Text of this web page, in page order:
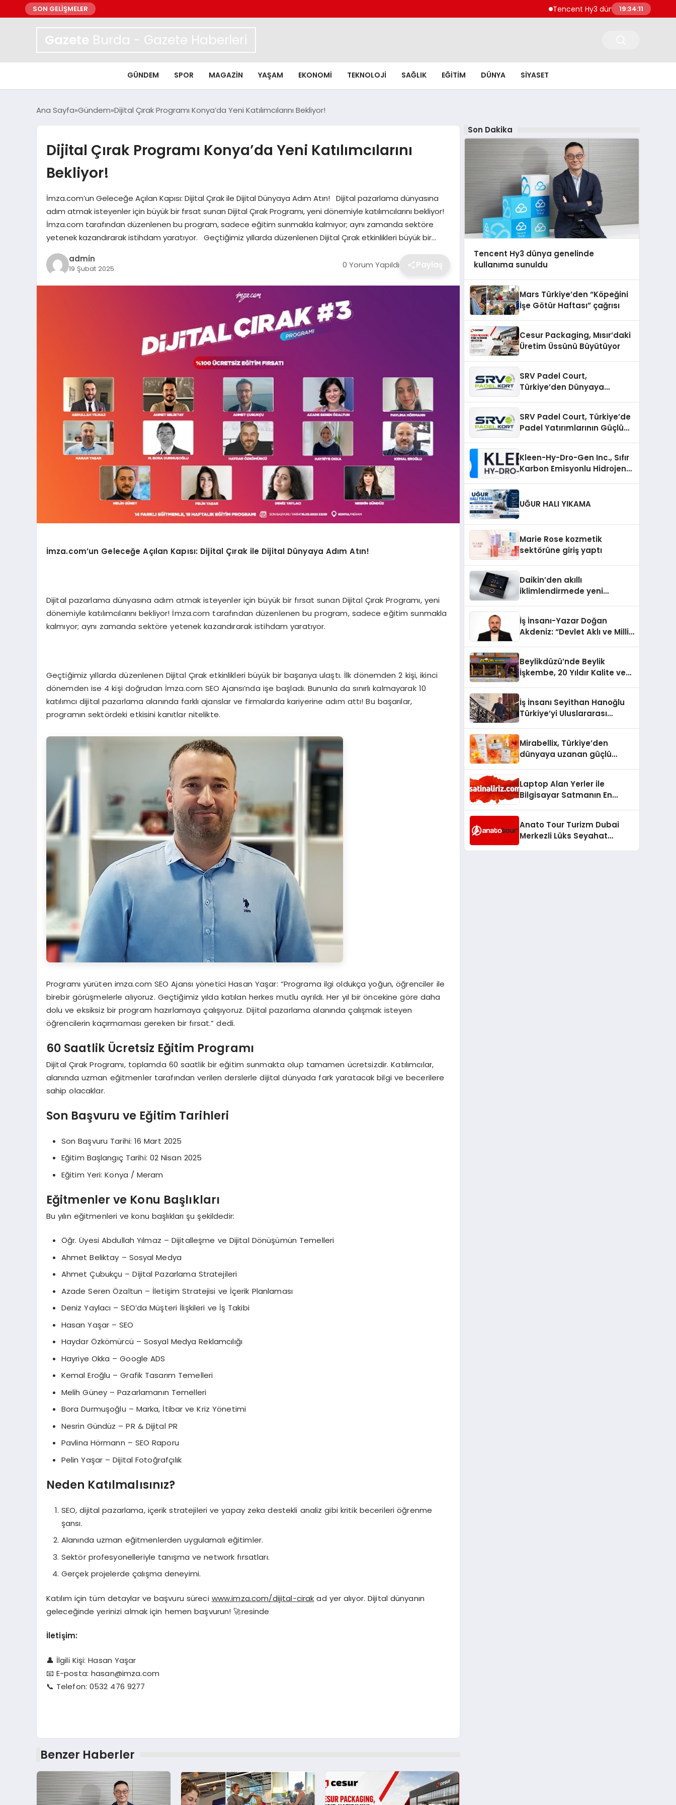
SON GELİŞMELER Tencent Hy3 dünya genelinde kullanıma
19:34:12
Gazete Burda - Gazete Haberleri
GÜNDEM SPOR MAGAZIN YAŞAM EKONOMI TEKNOLOJI SAĞLIK EĞITIM DÜNYA SIYASET
Ana Sayfa Gündem Dijital Çırak Programı Konya’da Yeni Katılımcılarını Bekliyor!
Dijital Çırak Programı Konya’da Yeni Katılımcılarını
Bekliyor!
İmza.com’un Geleceğe Açılan Kapısı: Dijital Çırak ile Dijital Dünyaya Adım Atın! Dijital pazarlama dünyasına
adım atmak isteyenler için büyük bir fırsat sunan Dijital Çırak Programı, yeni dönemiyle katılımcılarını bekliyor!
İmza.com tarafından düzenlenen bu program, sadece eğitim sunmakla kalmıyor; aynı zamanda sektöre
yetenek kazandırarak istihdam yaratıyor. Geçtiğimiz yıllarda düzenlenen Dijital Çırak etkinlikleri büyük bir…
admin
19 Şubat 2025 0 Yorum Yapıldı Paylaş
İmza.com’un Geleceğe Açılan Kapısı: Dijital Çırak ile Dijital Dünyaya Adım Atın!
Dijital pazarlama dünyasına adım atmak isteyenler için büyük bir fırsat sunan Dijital Çırak Programı, yeni
dönemiyle katılımcılarını bekliyor! İmza.com tarafından düzenlenen bu program, sadece eğitim sunmakla
kalmıyor; aynı zamanda sektöre yetenek kazandırarak istihdam yaratıyor.
Geçtiğimiz yıllarda düzenlenen Dijital Çırak etkinlikleri büyük bir başarıya ulaştı. İlk dönemden 2 kişi, ikinci
dönemden ise 4 kişi doğrudan İmza.com SEO Ajansı’nda işe başladı. Bununla da sınırlı kalmayarak 10
katılımcı dijital pazarlama alanında farklı ajanslar ve firmalarda kariyerine adım attı! Bu başarılar,
programın sektördeki etkisini kanıtlar nitelikte.
Programı yürüten imza.com SEO Ajansı yönetici Hasan Yaşar: “Programa ilgi oldukça yoğun, öğrenciler ile
birebir görüşmelerle alıyoruz. Geçtiğimiz yılda katılan herkes mutlu ayrıldı. Her yıl bir öncekine göre daha
dolu ve eksiksiz bir program hazırlamaya çalışıyoruz. Dijital pazarlama alanında çalışmak isteyen
öğrencilerin kaçırmaması gereken bir fırsat.” dedi.
60 Saatlik Ücretsiz Eğitim Programı
Dijital Çırak Programı, toplamda 60 saatlik bir eğitim sunmakta olup tamamen ücretsizdir. Katılımcılar,
alanında uzman eğitmenler tarafından verilen derslerle dijital dünyada fark yaratacak bilgi ve becerilere
sahip olacaklar.
Son Başvuru ve Eğitim Tarihleri
Son Başvuru Tarihi: 16 Mart 2025
Eğitim Başlangıç Tarihi: 02 Nisan 2025
Eğitim Yeri: Konya / Meram
Eğitmenler ve Konu Başlıkları
Bu yılın eğitmenleri ve konu başlıkları şu şekildedir:
Öğr. Üyesi Abdullah Yılmaz – Dijitalleşme ve Dijital Dönüşümün Temelleri
Ahmet Beliktay – Sosyal Medya
Ahmet Çubukçu – Dijital Pazarlama Stratejileri
Azade Seren Özaltun – İletişim Stratejisi ve İçerik Planlaması
Deniz Yaylacı – SEO’da Müşteri İlişkileri ve İş Takibi
Hasan Yaşar – SEO
Haydar Özkömürcü – Sosyal Medya Reklamcılığı
Hayriye Okka – Google ADS
Kemal Eroğlu – Grafik Tasarım Temelleri
Melih Güney – Pazarlamanın Temelleri
Bora Durmuşoğlu – Marka, İtibar ve Kriz Yönetimi
Nesrin Gündüz – PR & Dijital PR
Pavlina Hörmann – SEO Raporu
Pelin Yaşar – Dijital Fotoğrafçılık
Neden Katılmalısınız?
SEO, dijital pazarlama, içerik stratejileri ve yapay zeka destekli analiz gibi kritik becerileri öğrenme
şansı.
Alanında uzman eğitmenlerden uygulamalı eğitimler.
Sektör profesyonelleriyle tanışma ve network fırsatları.
Gerçek projelerde çalışma deneyimi.
Katılım için tüm detaylar ve başvuru süreci www.imza.com/dijital-cirak ad yer alıyor. Dijital dünyanın
geleceğinde yerinizi almak için hemen başvurun! 🚀resinde
İletişim:
👤 İlgili Kişi: Hasan Yaşar
📧 E-posta: hasan@imza.com
📞 Telefon: 0532 476 9277
Benzer Haberler
Son Dakika
Tencent Hy3 dünya genelinde
kullanıma sunuldu
Mars Türkiye’den “Köpeğini
İşe Götür Haftası” çağrısı
Cesur Packaging, Mısır’daki
Üretim Üssünü Büyütüyor
SRV Padel Court,
Türkiye’den Dünyaya
SRV Padel Court, Türkiye’de
Padel Yatırımlarının Güçlü
Kleen-Hy-Dro-Gen Inc., Sıfır
Karbon Emisyonlu Hidrojen
Aldı
UĞUR HALI YIKAMA
Marie Rose kozmetik
sektörüne giriş yaptı
Daikin’den akıllı
iklimlendirmede yeni
İş İnsanı-Yazar Doğan
Akdeniz: “Devlet Aklı ve Milli
Beylikdüzü’nde Beylik
İşkembe, 20 Yıldır Kalite ve
İş İnsanı Seyithan Hanoğlu
Türkiye’yi Uluslararası
Mirabellix, Türkiye’den
dünyaya uzanan güçlü
Laptop Alan Yerler ile
Bilgisayar Satmanın En
Anato Tour Turizm Dubai
Merkezli Lüks Seyahat